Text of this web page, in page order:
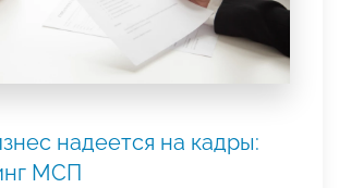
надеется на кадры:
МСП